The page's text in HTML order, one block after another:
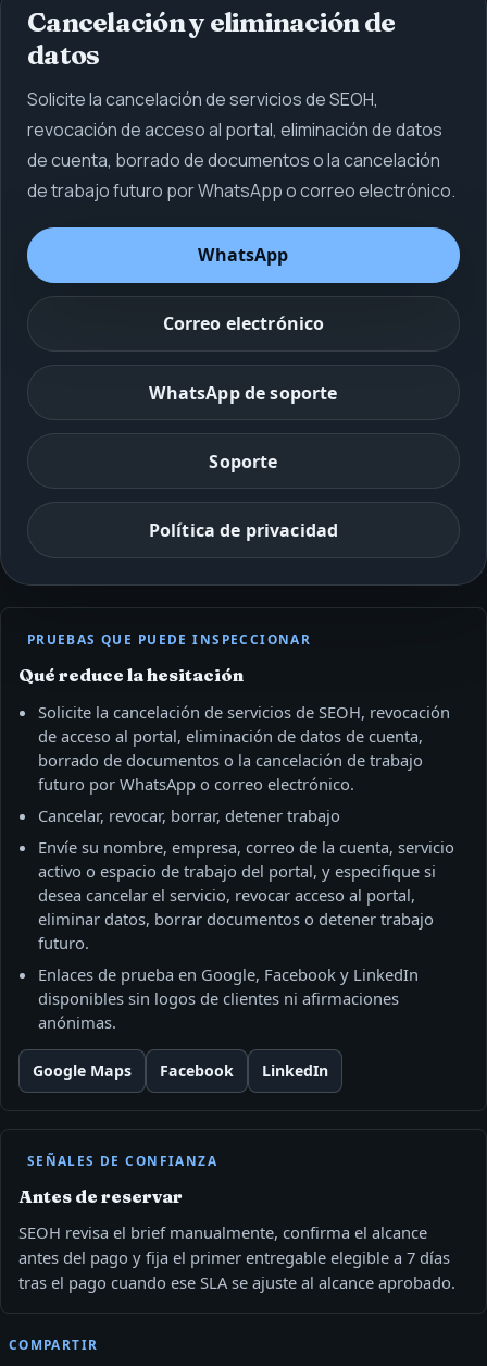
Cancelación y eliminación de
datos
Solicite la cancelación de servicios de SEOH,
revocación de acceso al portal, eliminación de datos
de cuenta, borrado de documentos o la cancelación
de trabajo futuro por WhatsApp o correo electrónico.
WhatsApp
Correo electrónico
WhatsApp de soporte
Soporte
Política de privacidad
PRUEBAS QUE PUEDE INSPECCIONAR
Qué reduce la hesitación
Solicite la cancelación de servicios de SEOH, revocación
de acceso al portal, eliminación de datos de cuenta,
borrado de documentos o la cancelación de trabajo
futuro por WhatsApp o correo electrónico.
Cancelar, revocar, borrar, detener trabajo
Envíe su nombre, empresa, correo de la cuenta, servicio
activo o espacio de trabajo del portal, y especifique si
desea cancelar el servicio, revocar acceso al portal,
eliminar datos, borrar documentos o detener trabajo
futuro.
Enlaces de prueba en Google, Facebook y LinkedIn
disponibles sin logos de clientes ni afirmaciones
anónimas.
Google Maps Facebook LinkedIn
SEÑALES DE CONFIANZA
Antes de reservar
SEOH revisa el brief manualmente, confirma el alcance
antes del pago y fija el primer entregable elegible a 7 días
tras el pago cuando ese SLA se ajuste al alcance aprobado.
COMPARTIR